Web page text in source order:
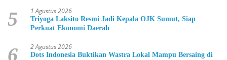
5 1 Agustus 2026
Triyoga Laksito Resmi Jadi Kepala OJK Sumut, Siap
Perkuat Ekonomi Daerah
6 2 Agustus 2026
Dots Indonesia Buktikan Wastra Lokal Mampu Bersaing di